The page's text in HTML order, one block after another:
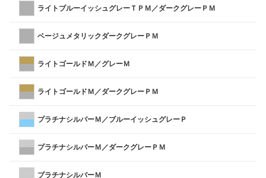
ライトブルーイッシュグレーＴＰＭ／ダークグレーＰＭ
ベージュメタリックダークグレーＰＭ
ライトゴールドＭ／グレーＭ
ライトゴールドＭ／ダークグレーＰＭ
プラチナシルバーＭ／ブルーイッシュグレーＰ
プラチナシルバーＭ／ダークグレーＰＭ
プラチナシルバーＭ